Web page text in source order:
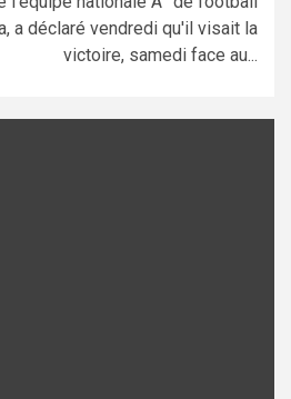
a déclaré vendredi qu'il visait la
victoire, samedi face au...